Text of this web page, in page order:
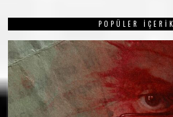
POPÜLER İÇERIK